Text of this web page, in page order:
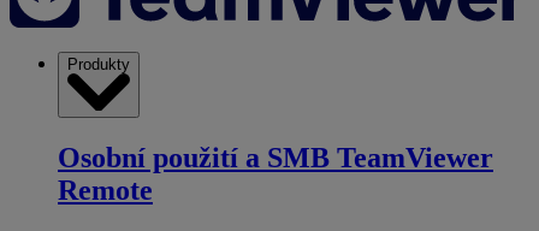
Produkty
Osobní použití a SMB TeamViewer
Remote